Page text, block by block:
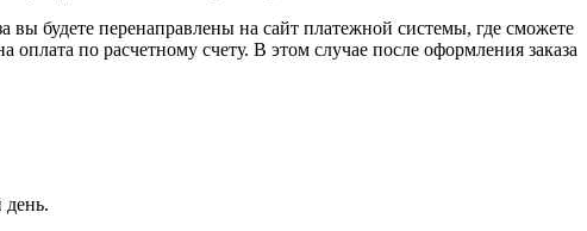
вы будете перенаправлены на сайт платежной системы, где сможете
по расчетному счету. В этом случае после оформления заказа
день.